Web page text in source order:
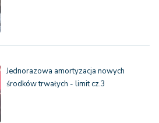
Jednorazowa amortyzacja nowych
środków trwałych - limit cz.3